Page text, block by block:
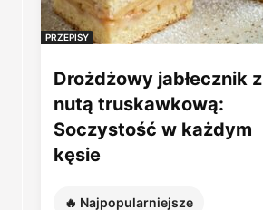
PRZEPISY
Drożdżowy jabłecznik z
nutą truskawkową:
Soczystość w każdym
kęsie
🔥 Najpopularniejsze